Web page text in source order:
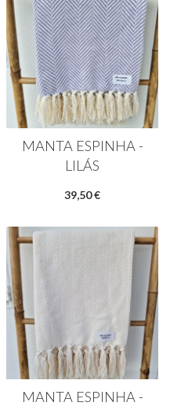
MANTA ESPINHA -
LILÁS
39,50 €
MANTA ESPINHA -